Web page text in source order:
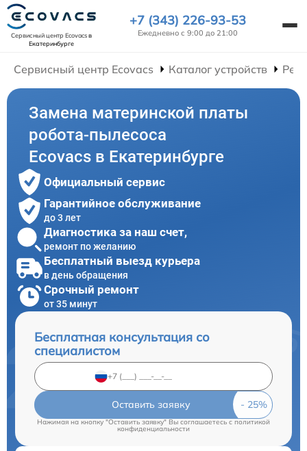
Сервисный центр Ecovacsв
Екатеринбурге
+7 (343) 226-93-53
Ежедневно с 9:00 до 21:00
Сервисный центр Ecovacs Каталог устройств
Замена материнской платы
робота-пылесоса
Ecovacs в Екатеринбурге
Официальный сервис
Гарантийное обслуживание
до 3 лет
Диагностика за наш счет,
ремонт по желанию
Бесплатный выезд курьера
в день обращения
Срочный ремонт
от 35 минут
Бесплатная консультация со
специалистом
Оставить заявку
Нажимая на кнопку "Оставить заявку" Вы соглашаетесь cполитикой
конфиденциальности